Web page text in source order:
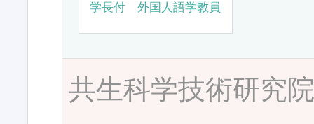
学長付 外国人語学教員
共生科学技術研究